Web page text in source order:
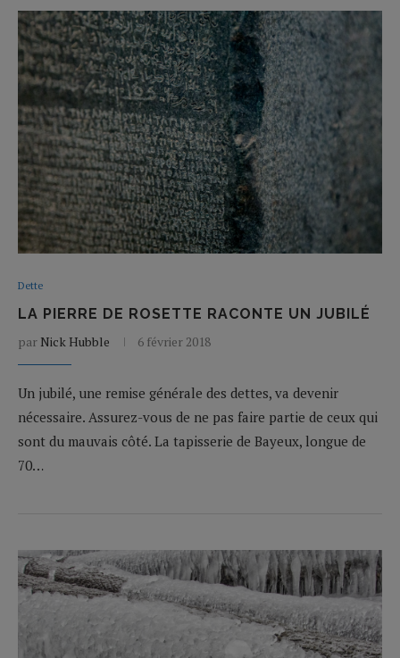
Dette
LA PIERRE DE ROSETTE RACONTE UN JUBILÉ
par Nick Hubble 6 février 2018
Un jubilé, une remise générale des dettes, va devenir
nécessaire. Assurez-vous de ne pas faire partie de ceux qui
sont du mauvais côté. La tapisserie de Bayeux, longue de
70…